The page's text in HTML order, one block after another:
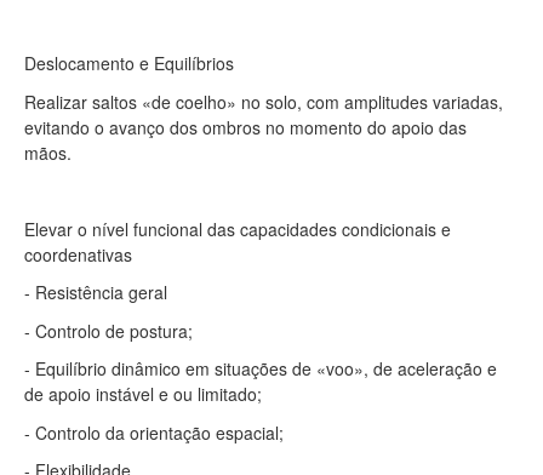
Deslocamento e Equilíbrios
Realizar saltos «de coelho» no solo, com amplitudes variadas,
evitando o avanço dos ombros no momento do apoio das
mãos.
Elevar o nível funcional das capacidades condicionais e
coordenativas
- Resistência geral
- Controlo de postura;
- Equilíbrio dinâmico em situações de «voo», de aceleração e
de apoio instável e ou limitado;
- Controlo da orientação espacial;
- Flexibilidade